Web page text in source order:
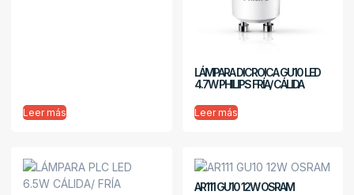
Leer más
LÁMPARA DICROICA GU10 LED
4.7W PHILIPS FRÍA/ CÁLIDA
Leer más
AR111 GU10 12W OSRAM